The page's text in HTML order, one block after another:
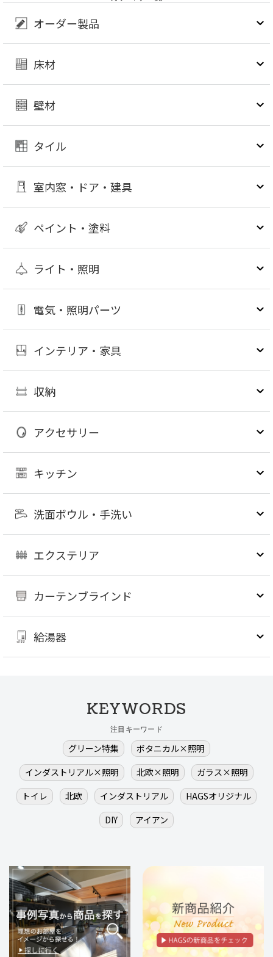
オーダー製品
床材
壁材
タイル
室内窓・ドア・建具
ペイント・塗料
ライト・照明
電気・照明パーツ
インテリア・家具
収納
アクセサリー
キッチン
洗面ボウル・手洗い
エクステリア
カーテンブラインド
給湯器
KEYWORDS
注目キーワード
グリーン特集
ボタニカル×照明
インダストリアル×照明
北欧×照明
ガラス×照明
トイレ
北欧 インダストリアル
HAGSオリジナル
DIY
アイアン